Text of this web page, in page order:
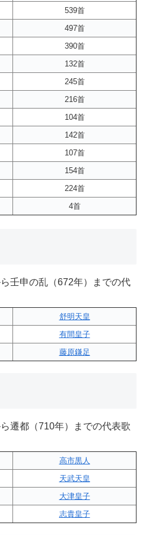
539首
497首
390首
132首
245首
216首
104首
142首
107首
154首
224首
4首
壬申の乱（672年）までの代
舒明天皇
有間皇子
藤原鎌足
遷都（710年）までの代表歌
高市黒人
天武天皇
大津皇子
志貴皇子